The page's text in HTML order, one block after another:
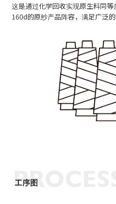
这是通过化学回收实现原生料同
160d的原纱产品阵容，满足广泛的
工序图